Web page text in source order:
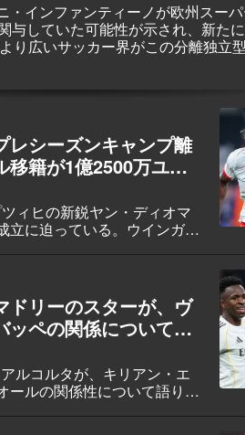
・インファンティーノが欧州スー
与していた可能性が示され、新た
り広いサッカー界がこの分離独立
いたという。
レシーズンキャンプ離
移籍が1億2500万ユー
ィヒの新鋭ヤン・ディオマ
立に迫っている。ウインガー
のプレシーズン拠点を正式
。
ドリーのスターが、ヴ
ッペの関係について率
ルコルタが、キリアン・エ
ールの関係性について語り、
と主張した。アルコルタ